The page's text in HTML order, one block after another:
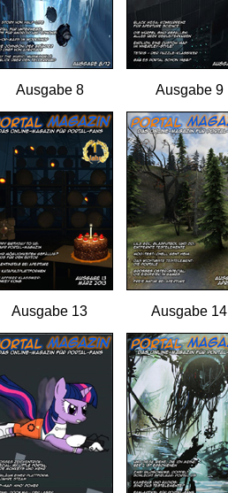
Ausgabe 8 Ausgabe 9
Ausgabe 13 Ausgabe 14